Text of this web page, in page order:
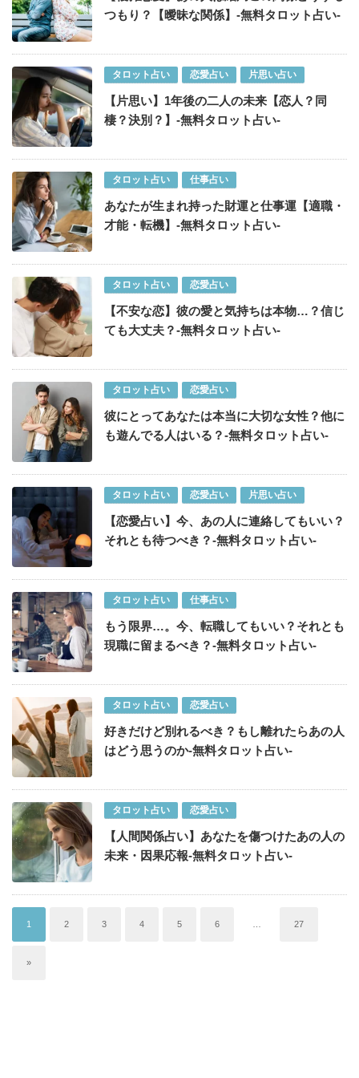
つもり？【曖昧な関係】-無料タロット占い-
タロット占い 恋愛占い 片思い占い
【片思い】1年後の二人の未来【恋人？同
棲？決別？】-無料タロット占い-
タロット占い 仕事占い
あなたが生まれ持った財運と仕事運【適職・
才能・転機】-無料タロット占い-
タロット占い 恋愛占い
【不安な恋】彼の愛と気持ちは本物…？信じ
ても大丈夫？-無料タロット占い-
タロット占い 恋愛占い
彼にとってあなたは本当に大切な女性？他に
も遊んでる人はいる？-無料タロット占い-
タロット占い 恋愛占い 片思い占い
【恋愛占い】今、あの人に連絡してもいい？
それとも待つべき？-無料タロット占い-
タロット占い 仕事占い
もう限界…。今、転職してもいい？それとも
現職に留まるべき？-無料タロット占い-
タロット占い 恋愛占い
好きだけど別れるべき？もし離れたらあの人
はどう思うのか-無料タロット占い-
タロット占い 恋愛占い
【人間関係占い】あなたを傷つけたあの人の
未来・因果応報-無料タロット占い-
1 2 3 4 5 6 27
»